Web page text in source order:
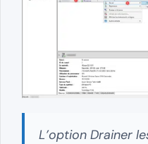
L’option Drainer